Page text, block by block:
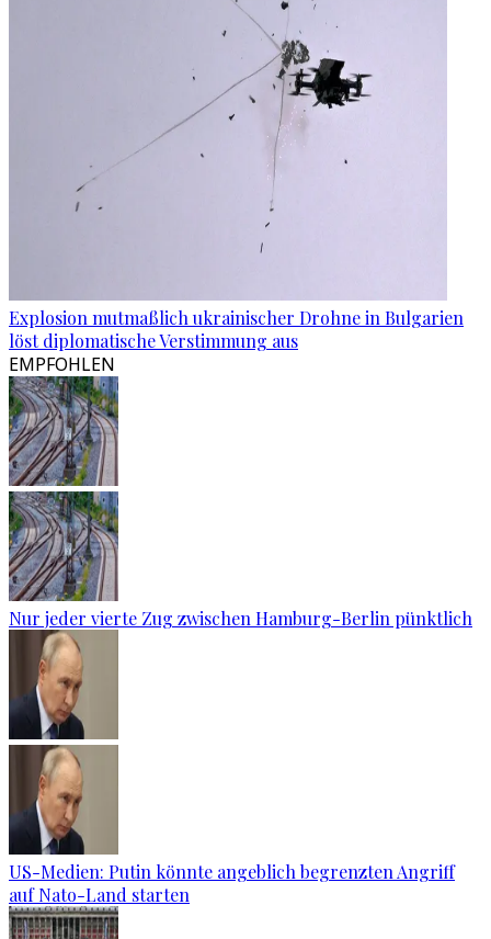
Explosion mutmaßlich ukrainischer Drohne in Bulgarien
löst diplomatische Verstimmung aus
EMPFOHLEN
Nur jeder vierte Zug zwischen Hamburg-Berlin pünktlich
US-Medien: Putin könnte angeblich begrenzten Angriff
auf Nato-Land starten